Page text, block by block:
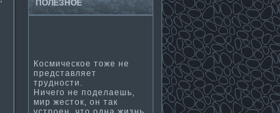
ПОЛЕЗНΟЕ
Космическое тоже не
представляет
трудности.
Ничего не поделаешь,
мир жесток, он так